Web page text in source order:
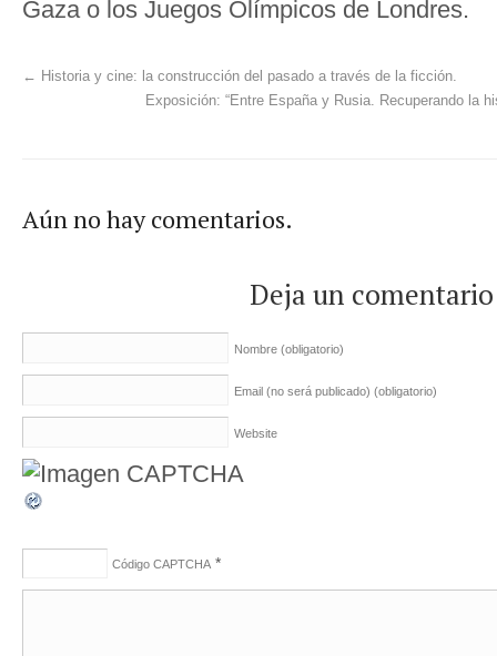
Gaza o los Juegos Olímpicos de Londres.
← Historia y cine: la construcción del pasado a través de la ficción.
Exposición: “Entre España y Rusia. Recuperando la
Aún no hay comentarios.
Deja un comentario
Nombre (obligatorio)
Email (no será publicado) (obligatorio)
Website
Código CAPTCHA *